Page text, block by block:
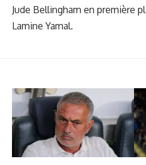
Jude Bellingham en première
Lamine Yamal.